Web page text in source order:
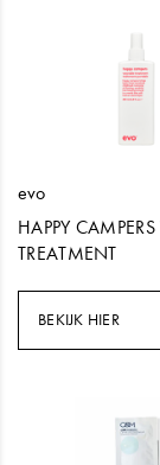
evo
HAPPY
TREATMENT
BEKIJK HIER